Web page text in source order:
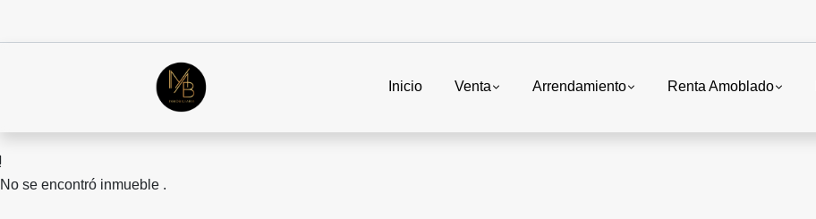
Inicio Venta Arrendamiento Renta Amoblado
No se encontró inmueble .